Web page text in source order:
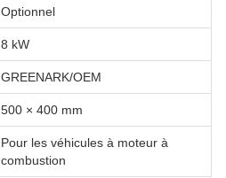
Optionnel
8 kW
GREENARK/OEM
500 × 400 mm
Pour les véhicules à moteur à
combustion